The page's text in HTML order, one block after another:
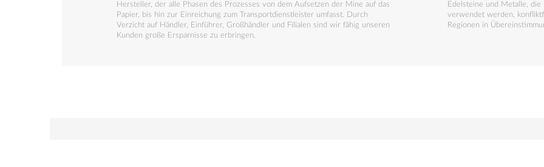
Hersteller, der alle Phasen des Prozesses von dem Aufsetzen der Mine auf das
Papier, bis hin zur Einreichung zum Transportdienstleister umfasst. Durch
Verzicht auf Händler, Einführer, Großhändler und Filialen sind wir fähig unseren
Kunden große Ersparnisse zu erbringen.
Edelsteine und Metalle,
verwendet werden,
Regionen in